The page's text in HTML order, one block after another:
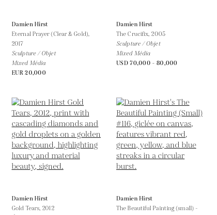
Damien Hirst
Eternal Prayer (Clear & Gold),
2017
Sculpture / Objet
Mixed Média
EUR 20,000
Damien Hirst
The Crucifix,2005
Sculpture / Objet
Mixed Média
USD 70,000 - 80,000
Damien Hirst
Gold Tears,2012
Damien Hirst
The Beautiful Painting (small) -